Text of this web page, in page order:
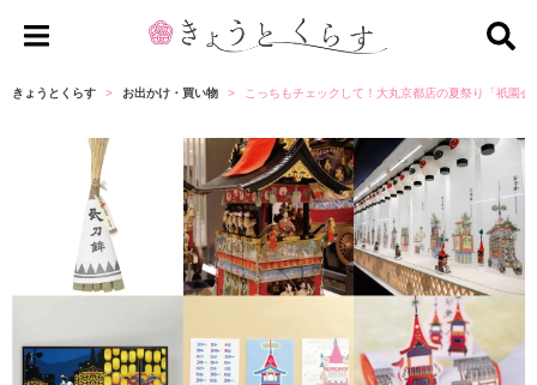
ょ
きょうとくらす お出かけ・買い物 こっちもチェックして！大丸京都店の夏祭り「祇園会